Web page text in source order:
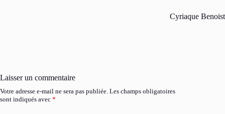
Cyriaque Benoist
Laisser un commentaire
Votre adresse e-mail ne sera pas publiée. Les champs obligatoires
sont indiqués avec *